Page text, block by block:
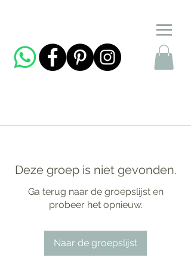
Deze groep is niet gevonden.
Ga terug naar de groepslijst en
probeer het opnieuw.
Naar de groepslijst